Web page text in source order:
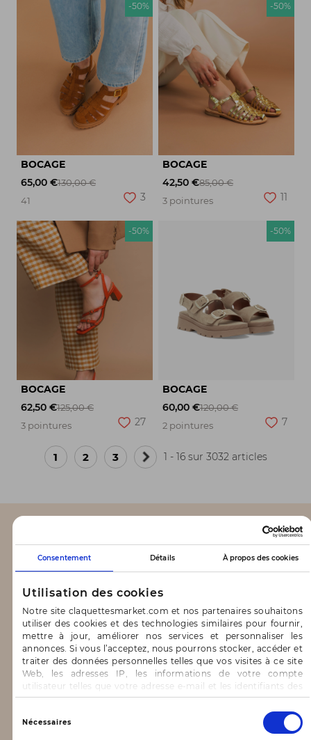
Consentement Détails À propos des cookies
Utilisation des cookies
Notre site claquettesmarket.com et nos partenaires souhaitons
utiliser des cookies et des technologies similaires pour fournir,
mettre à jour, améliorer nos services et personnaliser les
annonces. Si vous l’acceptez, nous pourrons stocker, accéder et
traiter des données personnelles telles que vos visites à ce site
Web, les adresses IP, les informations de votre compte
utilisateur telles que votre adresse e-mail et les identifiants des
cookies.
Vous avez le choix d’« Accepter » pour consentir à ces
utilisations, de « Refuser » pour vous y opposer ou
de sélectionner vos préférences concernant chaque catégorie
Nécessaires
-50%
BOCAGE
65,00 €130,00 €
41
3
-50%
BOCAGE
42,50 €85,00 €
3 pointures
11
-50%
BOCAGE
62,50 €125,00 €
3 pointures
27
-50%
BOCAGE
60,00 €120,00 €
2 pointures
7
1 2 3
Page
1 - 16 sur 3032 articles
CLAQUETTES MARKET
Notre concept
Blog
CONTACT & AIDE
FAQ
Nous contacter
INFORMATIONS